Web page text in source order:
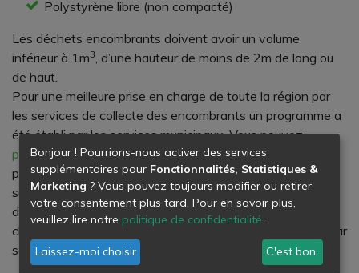
Polystyrène libre (non compacté)
Les déchets encombrants doivent avoir un volume
inférieur à 1m3 , d’une hauteur de moins de 2m de long ou
de haut.
Pour une meilleure prise en charge de toute la région par
les services de collecte des encombrants un programme a
été établi par les services municipaux. Vous pouvez
prendre connaissance de ce programmeafin de vous
préparer en conséquence. La commune de Chelles a été
subdivisée en 5 secteurs qui bénéficient chacun d’un jour
de passage. Sur la page qui se présente vous n’avez qu’à
cliquer sur le secteur qui vous concerne en vue de découvrir
son jour de passage.
Bonjour ! Pourrions-nous activer des services
supplémentaires pour Fonctionnalités, Statistiques &
Marketing ? Vous pouvez toujours modifier ou retirer
votre consentement plus tard. Pour en savoir plus,
veuillez lire notre politique de confidentialité.
Laissez-moi choisir C'est bon.